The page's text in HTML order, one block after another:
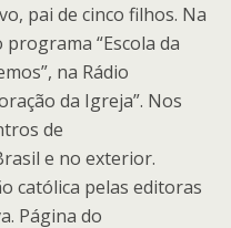
pai de cinco filhos. Na
“Escola da
na Rádio
da Igreja”. Nos
de
e no exterior.
católica pelas editoras
Página do